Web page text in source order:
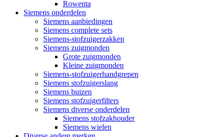
Rowenta
Siemens onderdelen
Siemens aanbiedingen
Siemens complete sets
Siemens-stofzuigerzakken
Siemens zuigmonden
Grote zuigmonden
Kleine zuigmonden
Siemens-stofzuigerhandgrepen
Siemens stofzuigerslang
Siemens buizen
Siemens stofzuigerfilters
Siemens diverse onderdelen
Siemens stofzakhouder
Siemens wielen